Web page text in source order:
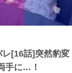
[16話]突然豹変
手に…！